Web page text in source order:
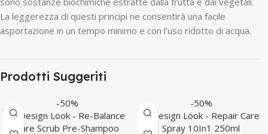
La leggerezza di questi principi ne consentirà una facile
asportazione in un tempo minimo e con l’uso ridotto di acqua.
Prodotti Suggeriti
-50% -50%